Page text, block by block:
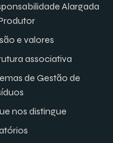
Alargada
e valores
associativa
de Gestão de
nos distingue